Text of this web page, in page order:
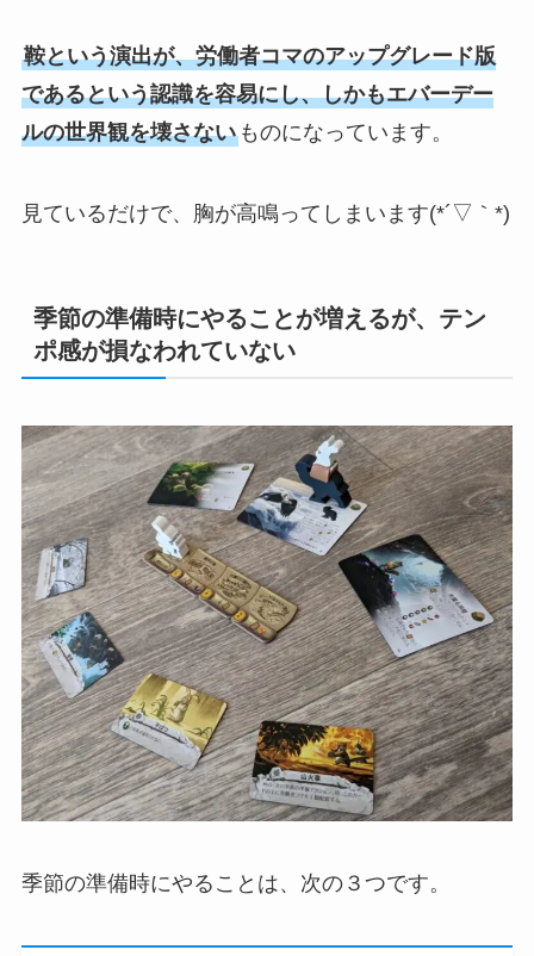
鞍という演出が、労働者コマのアップグレード版
であるという認識を容易にし、しかもエバーデー
ルの世界観を壊さないものになっています。
見ているだけで、胸が高鳴ってしまいます(*´▽｀*)
季節の準備時にやることが増えるが、テン
ポ感が損なわれていない
季節の準備時にやることは、次の３つです。